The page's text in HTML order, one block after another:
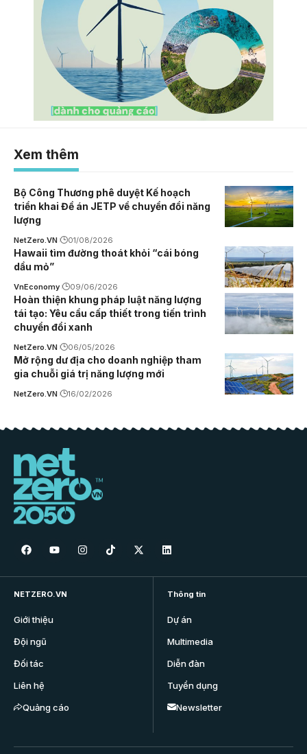
Xem thêm
Bộ Công Thương phê duyệt Kế hoạch
triển khai Đề án JETP về chuyển đổi năng
lượng
NetZero.VN 01/08/2026
Hawaii tìm đường thoát khỏi “cái bóng
dầu mỏ”
VnEconomy 09/06/2026
Hoàn thiện khung pháp luật năng lượng
tái tạo: Yêu cầu cấp thiết trong tiến trình
chuyển đổi xanh
NetZero.VN 06/05/2026
Mở rộng dư địa cho doanh nghiệp tham
gia chuỗi giá trị năng lượng mới
NetZero.VN 16/02/2026
NETZERO.VN
Giới thiệu
Đội ngũ
Đối tác
Liên hệ
Quảng cáo
Thông tin
Dự án
Multimedia
Diễn đàn
Tuyển dụng
Newsletter